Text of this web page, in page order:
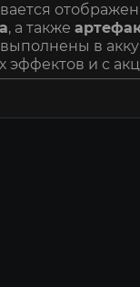
, а также
в
и с
стабильно, не
и для PvP-игры.